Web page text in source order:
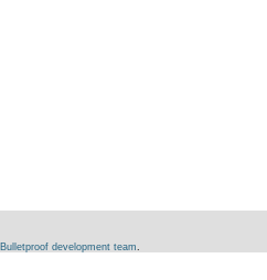
Bulletproof development team.